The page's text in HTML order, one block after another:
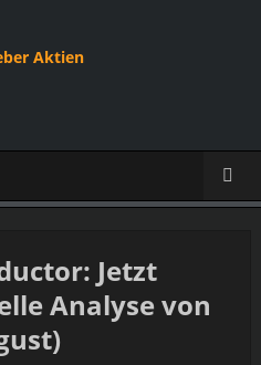
Jetzt
Analyse von